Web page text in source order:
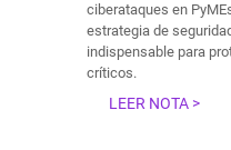
ciberataques en
estrategia de
indispensable para
críticos.
LEER NOTA >